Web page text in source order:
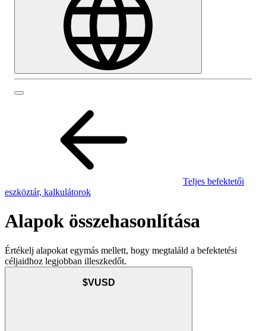
Teljes befektetői
eszköztár, kalkulátorok
Alapok összehasonlítása
Értékelj alapokat egymás mellett, hogy megtaláld a befektetési
céljaidhoz legjobban illeszkedőt.
$VUSD